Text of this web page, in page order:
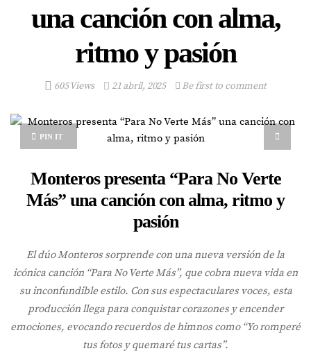
una canción con alma,
ritmo y pasión
605 Views 21 abril, 2025 Be first to comment
PIN IT
Monteros presenta “Para No Verte
Más” una canción con alma, ritmo y
pasión
El dúo Monteros sorprende con una nueva versión de la
icónica canción “Para No Verte Más”, que cobra nueva vida en
su inconfundible estilo. Con sus espectaculares voces, esta
producción llega para conquistar corazones y encender
emociones, evocando recuerdos de himnos como “Yo romperé
tus fotos y quemaré tus cartas”.